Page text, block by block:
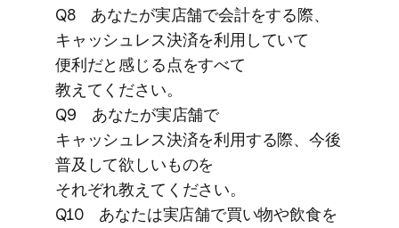
Q8 あなたが​実店舗で​会計を​する​際、​
キャッシュレス決済を​利用していて​
便利だと​感じる​点を​すべて​
教えてください。
Q9 あなたが​実店舗で​
キャッシュレス決済を​利用する​際、​今後​
普及して​欲しい​ものを​
それぞれ教えてください。
Q10 あなたは​実店舗で​買い物や​飲食を​